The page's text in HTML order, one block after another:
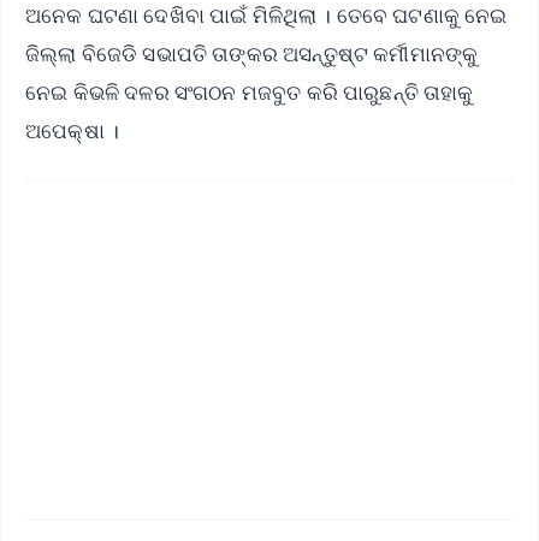
ଅନେକ ଘଟଣା ଦେଖିବା ପାଇଁ ମିଳିଥିଲା । ତେବେ ଘଟଣାକୁ ନେଇ
ଜିଲ୍ଲା ବିଜେଡି ସଭାପତି ତାଙ୍କର ଅସନ୍ତୁଷ୍ଟ କର୍ମୀମାନଙ୍କୁ
ନେଇ କିଭଳି ଦଳର ସଂଗଠନ ମଜବୁତ କରି ପାରୁଛନ୍ତି ତାହାକୁ
ଅପେକ୍ଷା ।